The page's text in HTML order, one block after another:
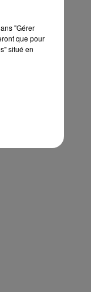
"Gérer
que pour
situé en